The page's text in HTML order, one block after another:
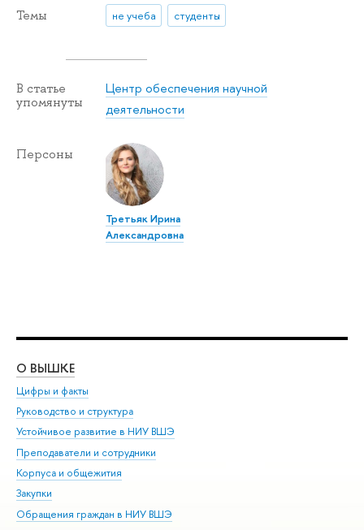
Темы не учеба студенты
В статье
упомянуты
Центр обеспечения научной
деятельности
Персоны
Третьяк Ирина
Александровна
О ВЫШКЕ
Цифры и факты
Руководство и структура
Устойчивое развитие в НИУ ВШЭ
Преподаватели и сотрудники
Корпуса и общежития
Закупки
Обращения граждан в НИУ ВШЭ